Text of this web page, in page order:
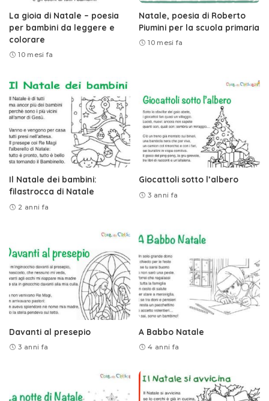
La gioia di Natale – poesia
per bambini da leggere e
colorare
10 mesi fa
Natale, poesia di Roberto
Piumini per la scuola primaria
10 mesi fa
Il Natale dei bambini:
filastrocca di Natale
2 anni fa
Giocattoli sotto l’albero
3 anni fa
Davanti al presepio
3 anni fa
A Babbo Natale
4 anni fa